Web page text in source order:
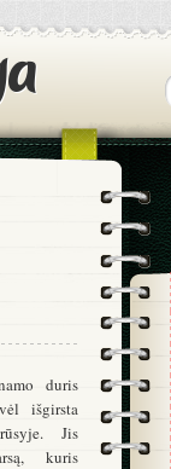
duris
išgirsta
Jis
kuris